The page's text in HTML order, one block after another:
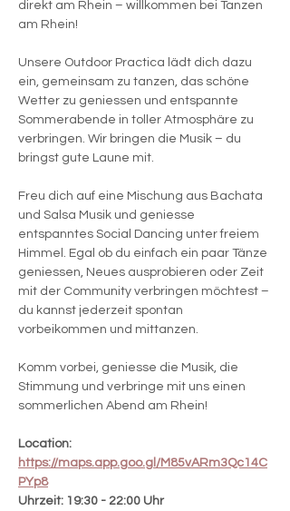
direkt am Rhein – willkommen bei Tanzen
am Rhein!
Unsere Outdoor Practica lädt dich dazu
ein, gemeinsam zu tanzen, das schöne
Wetter zu geniessen und entspannte
Sommerabende in toller Atmosphäre zu
verbringen. Wir bringen die Musik – du
bringst gute Laune mit.
Freu dich auf eine Mischung aus Bachata
und Salsa Musik und geniesse
entspanntes Social Dancing unter freiem
Himmel. Egal ob du einfach ein paar Tänze
geniessen, Neues ausprobieren oder Zeit
mit der Community verbringen möchtest –
du kannst jederzeit spontan
vorbeikommen und mittanzen.
Komm vorbei, geniesse die Musik, die
Stimmung und verbringe mit uns einen
sommerlichen Abend am Rhein!
Location:
https://maps.app.goo.gl/M85vARm3Qc14C
PYp8
Uhrzeit: 19:30 - 22:00 Uhr